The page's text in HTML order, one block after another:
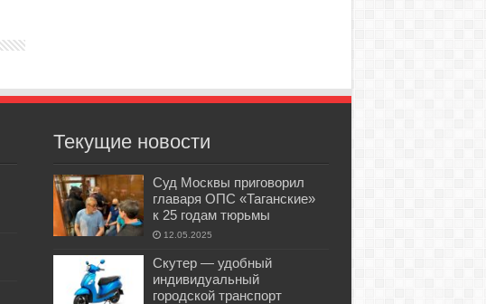
Текущие новости
Суд Москвы приговорил
главаря ОПС «Таганские»
к 25 годам тюрьмы
12.05.2025
Скутер — удобный
индивидуальный
городской транспорт